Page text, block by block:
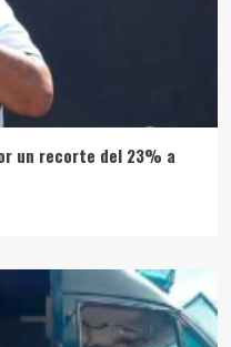
un recorte del 23% a